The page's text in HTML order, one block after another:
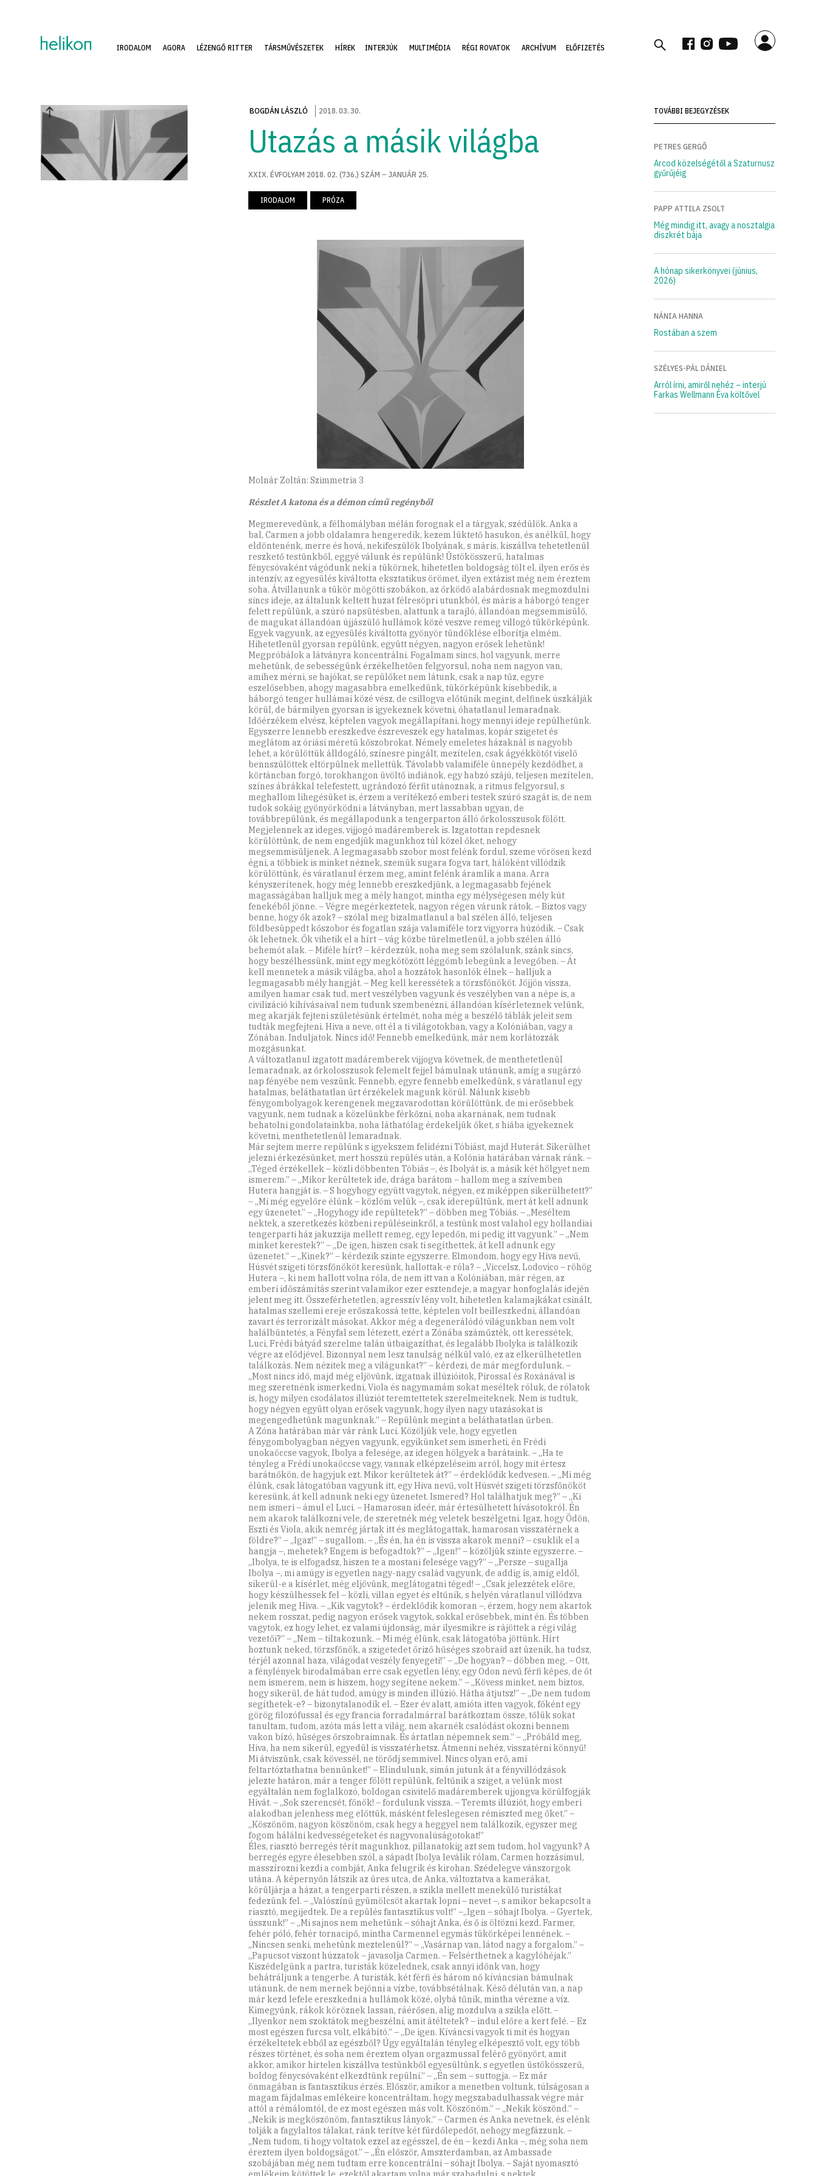
IRODALOM AGORA LÉZENGŐ RITTER TÁRSMŰVÉSZETEK HÍREK INTERJÚK MULTIMÉDIA RÉGI ROVATOK ARCHÍVUM ELŐFIZETÉS
BOGDÁN LÁSZLÓ 2018.03.30.
Utazás a másik világba
XXIX. ÉVFOLYAM 2018. 02. (736.) SZÁM – JANUÁR 25.
IRODALOM PRÓZA
Molnár Zoltán: Szimmetria 3
Részlet A katona és a démon című regényből
Megmerevedünk, a félhomályban mélán forognak el a tárgyak, szédülök. Anka a
bal, Carmen a jobb oldalamra hengeredik, kezem lüktető hasukon, és anélkül, hogy
eldöntenénk, merre és hová, nekifeszülök Ibolyának, s máris, kiszállva tehetetlenül
reszkető testünkből, eggyé válunk és repülünk! Üstökösszerű, hatalmas
fénycsóvaként vágódunk neki a tükörnek, hihetetlen boldogság tölt el, ilyen erős és
intenzív, az egyesülés kiváltotta eksztatikus örömet, ilyen extázist még nem éreztem
soha. Átvillanunk a tükör mögötti szobákon, az őrködő alabárdosnak megmozdulni
sincs ideje, az általunk keltett huzat félresöpri utunkból, és máris a háborgó tenger
felett repülünk, a szúró napsütésben, alattunk a tarajló, állandóan megsemmisülő,
de magukat állandóan újjászülő hullámok közé veszve remeg villogó tükörképünk.
Egyek vagyunk, az egyesülés kiváltotta gyönyör tündöklése elborítja elmém.
Hihetetlenül gyorsan repülünk, együtt négyen, nagyon erősek lehetünk!
Megpróbálok a látványra koncentrálni. Fogalmam sincs, hol vagyunk, merre
mehetünk, de sebességünk érzékelhetően felgyorsul, noha nem nagyon van,
amihez mérni, se hajókat, se repülőket nem látunk, csak a nap tűz, egyre
eszelősebben, ahogy magasabbra emelkedünk, tükörképünk kisebbedik, a
háborgó tenger hullámai közé vész, de csillogva előtűnik megint, delfinek úszkálják
körül, de bármilyen gyorsan is igyekeznek követni, óhatatlanul lemaradnak.
Időérzékem elvész, képtelen vagyok megállapítani, hogy mennyi ideje repülhetünk.
Egyszerre lennebb ereszkedve észreveszek egy hatalmas, kopár szigetet és
meglátom az óriási méretű kőszobrokat. Némely emeletes házaknál is nagyobb
lehet, a körülöttük álldogáló, színesre pingált, mezítelen, csak ágyékkötőt viselő
bennszülöttek eltörpülnek mellettük. Távolabb valamiféle ünnepély kezdődhet, a
körtáncban forgó, torokhangon üvöltő indiánok, egy habzó szájú, teljesen mezítelen,
színes ábrákkal telefestett, ugrándozó férfit utánoznak, a ritmus felgyorsul, s
meghallom lihegésüket is, érzem a verítékező emberi testek szúró szagát is, de nem
tudok sokáig gyönyörködni a látványban, mert lassabban ugyan, de
továbbrepülünk, és megállapodunk a tengerparton álló őrkolosszusok fölött.
Megjelennek az ideges, vijjogó madáremberek is. Izgatottan repdesnek
körülöttünk, de nem engedjük magunkhoz túl közel őket, nehogy
megsemmisüljenek. A legmagasabb szobor most felénk fordul, szeme vörösen kezd
égni, a többiek is minket néznek, szemük sugara fogva tart, hálóként villódzik
körülöttünk, és váratlanul érzem meg, amint felénk áramlik a mana. Arra
kényszerítenek, hogy még lennebb ereszkedjünk, a legmagasabb fejének
magasságában halljuk meg a mély hangot, mintha egy mélységesen mély kút
fenekéből jönne. – Végre megérkeztetek, nagyon régen várunk rátok. – Biztos vagy
benne, hogy ők azok? – szólal meg bizalmatlanul a bal szélen álló, teljesen
földbesüppedt kőszobor és fogatlan szája valamiféle torz vigyorra húzódik. – Csak
ők lehetnek. Ők vihetik el a hírt – vág közbe türelmetlenül, a jobb szélen álló
behemót alak. – Miféle hírt? – kérdezzük, noha meg sem szólalunk, szánk sincs,
hogy beszélhessünk, mint egy megkötözött léggömb lebegünk a levegőben. – Át
kell mennetek a másik világba, ahol a hozzátok hasonlók élnek – halljuk a
legmagasabb mély hangját. – Meg kell keressétek a törzsfőnököt. Jöjjön vissza,
amilyen hamar csak tud, mert veszélyben vagyunk és veszélyben van a népe is, a
civilizáció kihívásaival nem tudunk szembenézni, állandóan kísérleteznek velünk,
meg akarják fejteni születésünk értelmét, noha még a beszélő táblák jeleit sem
tudták megfejteni. Hiva a neve, ott él a ti világotokban, vagy a Kolóniában, vagy a
Zónában. Induljatok. Nincs idő! Fennebb emelkedünk, már nem korlátozzák
mozgásunkat.
A változatlanul izgatott madáremberek vijjogva követnek, de menthetetlenül
lemaradnak, az őrkolosszusok felemelt fejjel bámulnak utánunk, amíg a sugárzó
nap fényébe nem veszünk. Fennebb, egyre fennebb emelkedünk, s váratlanul egy
hatalmas, beláthatatlan űrt érzékelek magunk körül. Nálunk kisebb
fénygombolyagok kerengenek megzavarodottan körülöttünk, de mi erősebbek
vagyunk, nem tudnak a közelünkbe férkőzni, noha akarnának, nem tudnak
behatolni gondolatainkba, noha láthatólag érdekeljük őket, s hiába igyekeznek
követni, menthetetlenül lemaradnak.
Már sejtem merre repülünk s igyekszem felidézni Tóbiást, majd Huterát. Sikerülhet
jelezni érkezésünket, mert hosszú repülés után, a Kolónia határában várnak ránk. –
„Téged érzékellek – közli döbbenten Tóbiás –, és Ibolyát is, a másik két hölgyet nem
ismerem.” – „Mikor kerültetek ide, drága barátom – hallom meg a szívemben
Hutera hangját is. – S hogyhogy együtt vagytok, négyen, ez miképpen sikerülhetett?”
– „Mi még egyelőre élünk – közlöm velük –, csak iderepültünk, mert át kell adnunk
egy üzenetet.” – „Hogyhogy ide repültetek?” – döbben meg Tóbiás. – „Meséltem
nektek, a szeretkezés közbeni repüléseinkről, a testünk most valahol egy hollandiai
tengerparti ház jakuzzija mellett remeg, egy lepedőn, mi pedig itt vagyunk.” – „Nem
minket kerestek?” – „De igen, hiszen csak ti segíthettek, át kell adnunk egy
üzenetet.” – „Kinek?” – kérdezik szinte egyszerre. Elmondom, hogy egy Hiva nevű,
Húsvét szigeti törzsfőnököt keresünk, hallottak-e róla? – „Viccelsz, Lodovico – röhög
Hutera –, ki nem hallott volna róla, de nem itt van a Kolóniában, már régen, az
emberi időszámítás szerint valamikor ezer esztendeje, a magyar honfoglalás idején
jelent meg itt. Összeférhetetlen, agresszív lény volt, hihetetlen kalamajkákat csinált,
hatalmas szellemi ereje erőszakossá tette, képtelen volt beilleszkedni, állandóan
zavart és terrorizált másokat. Akkor még a degenerálódó világunkban nem volt
halálbüntetés, a Fényfal sem létezett, ezért a Zónába száműzték, ott keressétek,
Luci, Frédi bátyád szerelme talán útbaigazíthat, és legalább Ibolyka is találkozik
végre az elődjével. Bizonnyal nem lesz tanulság nélkül való, ez az elkerülhetetlen
találkozás. Nem nézitek meg a világunkat?” – kérdezi, de már megfordulunk. –
„Most nincs idő, majd még eljövünk, izgatnak illúzióitok, Pirossal és Roxánával is
meg szeretnénk ismerkedni, Viola és nagymamám sokat meséltek róluk, de rólatok
is, hogy milyen csodálatos illúziót teremtettetek szerelmeiteknek. Nem is tudtuk,
hogy négyen együtt olyan erősek vagyunk, hogy ilyen nagy utazásokat is
megengedhetünk magunknak.” – Repülünk megint a beláthatatlan űrben.
A Zóna határában már vár ránk Luci. Közöljük vele, hogy egyetlen
fénygombolyagban négyen vagyunk, egyikünket sem ismerheti, én Frédi
unokaöccse vagyok, Ibolya a felesége, az idegen hölgyek a barátaink. – „Ha te
tényleg a Frédi unokaöccse vagy, vannak elképzeléseim arról, hogy mit értesz
barátnőkön, de hagyjuk ezt. Mikor kerültetek át?” – érdeklődik kedvesen. – „Mi még
élünk, csak látogatóban vagyunk itt, egy Hiva nevű, volt Húsvét szigeti törzsfőnököt
keresünk, át kell adnunk neki egy üzenetet. Ismered? Hol találhatjuk meg?” – „Ki
nem ismeri – ámul el Luci. – Hamarosan ideér, már értesülhetett hívásotokról. Én
nem akarok találkozni vele, de szeretnék még veletek beszélgetni. Igaz, hogy Ödön,
Eszti és Viola, akik nemrég jártak itt és meglátogattak, hamarosan visszatérnek a
földre?” – „Igaz!” – sugallom. – „És én, ha én is vissza akarok menni? – csuklik el a
hangja –, mehetek? Engem is befogadtok?” – „Igen!” – közöljük szinte egyszerre. –
„Ibolya, te is elfogadsz, hiszen te a mostani felesége vagy?” – „Persze – sugallja
Ibolya –, mi amúgy is egyetlen nagy-nagy család vagyunk, de addig is, amíg eldől,
sikerül-e a kísérlet, még eljövünk, meglátogatni téged! – „Csak jelezzétek előre,
hogy készülhessek fel – közli, villan egyet és eltűnik, s helyén váratlanul villódzva
jelenik meg Hiva. – „Kik vagytok? – érdeklődik komoran –, érzem, hogy nem akartok
nekem rosszat, pedig nagyon erősek vagytok, sokkal erősebbek, mint én. És többen
vagytok, ez hogy lehet, ez valami újdonság, már ilyesmikre is rájöttek a régi világ
vezetői?” – „Nem – tiltakozunk. – Mi még élünk, csak látogatóba jöttünk. Hírt
hoztunk neked, törzsfőnök, a szigetedet őriző hűséges szobraid azt üzenik, ha tudsz,
térjél azonnal haza, világodat veszély fenyegeti!” – „De hogyan? – döbben meg. – Ott,
a fénylények birodalmában erre csak egyetlen lény, egy Odon nevű férfi képes, de őt
nem ismerem, nem is hiszem, hogy segítene nekem.” – „Kövess minket, nem biztos,
hogy sikerül, de hát tudod, amúgy is minden illúzió. Hátha átjutsz!” – „De nem tudom
segíthetek-e? – bizonytalanodik el. – Ezer év alatt, amióta itten vagyok, főként egy
görög filozófussal és egy francia forradalmárral barátkoztam össze, tőlük sokat
tanultam, tudom, azóta más lett a világ, nem akarnék csalódást okozni bennem
vakon bízó, hűséges őrszobraimnak. És ártatlan népemnek sem.” – „Próbáld meg,
Hiva, ha nem sikerül, egyedül is visszatérhetsz. Átmenni nehéz, visszatérni könnyű!
Mi átviszünk, csak kövessél, ne törődj semmivel. Nincs olyan erő, ami
feltartóztathatna bennünket!” – Elindulunk, simán jutunk át a fényvillódzások
jelezte határon, már a tenger fölött repülünk, feltűnik a sziget, a velünk most
egyáltalán nem foglalkozó, boldogan csivitelő madáremberek ujjongva körülfogják
Hivát. – „Sok szerencsét, főnök! – fordulunk vissza. – Teremts illúziót, hogy emberi
alakodban jelenhess meg előttük, másként feleslegesen rémiszted meg őket.” –
„Köszönöm, nagyon köszönöm, csak hegy a heggyel nem találkozik, egyszer meg
fogom hálálni kedvességeteket és nagyvonalúságotokat!”
Éles, riasztó berregés térít magunkhoz, pillanatokig azt sem tudom, hol vagyunk? A
berregés egyre élesebben szól, a sápadt Ibolya leválik rólam, Carmen hozzásimul,
masszírozni kezdi a combját, Anka felugrik és kirohan. Szédelegve vánszorgok
utána. A képernyőn látszik az üres utca, de Anka, változtatva a kamerákat,
körüljárja a házat, a tengerparti részen, a szikla mellett menekülő turistákat
fedezünk fel. – „Valószínű gyümölcsöt akartak lopni – nevet –, s amikor bekapcsolt a
riasztó, megijedtek. De a repülés fantasztikus volt!” –„Igen – sóhajt Ibolya. – Gyertek,
ússzunk!” – „Mi sajnos nem mehetünk – sóhajt Anka, és ő is öltözni kezd. Farmer,
fehér póló, fehér tornacipő, mintha Carmennel egymás tükörképei lennének. –
„Nincsen senki, mehetünk meztelenül?” – „Vasárnap van, látod nagy a forgalom.” –
„Papucsot viszont húzzatok – javasolja Carmen. – Felsérthetnek a kagylóhéjak.”
Kiszédelgünk a partra, turisták közelednek, csak annyi időnk van, hogy
behátráljunk a tengerbe. A turisták, két férfi és három nő kíváncsian bámulnak
utánunk, de nem mernek bejönni a vízbe, továbbsétálnak. Késő délután van, a nap
már kezd lefele ereszkedni a hullámok közé, olybá tűnik, mintha vérezne a víz.
Kimegyünk, rákok köröznek lassan, ráérősen, alig mozdulva a szikla előtt. –
„Ilyenkor nem szoktátok megbeszélni, amit átéltetek? – indul előre a kert felé. – Ez
most egészen furcsa volt, elkábító.” – „De igen. Kíváncsi vagyok ti mit és hogyan
érzékeltetek ebből az egészből? Úgy egyáltalán tényleg elképesztő volt, egy több
részes történet, és soha nem éreztem olyan orgazmussal felérő gyönyört, amit
akkor, amikor hirtelen kiszállva testünkből egyesültünk, s egyetlen üstökösszerű,
boldog fénycsóvaként elkezdtünk repülni.” – „Én sem – suttogja. – Ez már
önmagában is fantasztikus érzés. Először, amikor a menetben voltunk, túlságosan a
magam fájdalmas emlékeire koncentráltam, hogy megszabadulhassak végre már
attól a rémálomtól, de ez most egészen más volt. Köszönöm.” – „Nekik köszönd.” –
„Nekik is megköszönöm, fantasztikus lányok.” – Carmen és Anka nevetnek, és elénk
tolják a fagylaltos tálakat, ránk terítve két fürdőlepedőt, nehogy megfázzunk. –
„Nem tudom, ti hogy voltatok ezzel az egésszel, de én – kezdi Anka –, még soha nem
éreztem ilyen boldogságot.” – „Én először, Amszterdamban, az Ambassade
szobájában még nem tudtam erre koncentrálni – sóhajt Ibolya. – Saját nyomasztó
TOVÁBBI BEJEGYZÉSEK
PETRES GERGŐ
Arcod közelségétől a Szaturnusz
gyűrűjéig
PAPP ATTILA ZSOLT
Még mindig itt, avagy a nosztalgia
diszkrét bája
A hónap sikerkönyvei (június,
2026)
NÁNIA HANNA
Rostában a szem
SZÉLYES-PÁL DÁNIEL
Arról írni, amiről nehéz – interjú
Farkas Wellmann Éva költővel